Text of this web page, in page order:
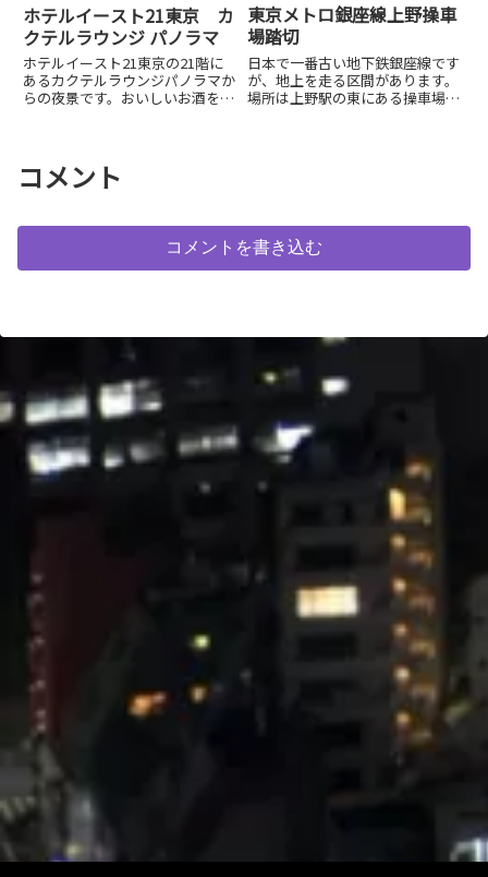
ホテルイースト21東京 カ
クテルラウンジ パノラマ
ホテルイースト21東京の21階に
あるカクテルラウンジパノラマか
らの夜景です。おいしいお酒をい
東京メトロ銀座線上野操車
場踏切
日本で一番古い地下鉄銀座線です
が、地上を走る区間があります。
場所は上野駅の東にある操車場へ
コメント
コメントを書き込む